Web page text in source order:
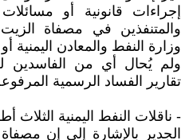
إجراءات قانونية أو
والمتنفذين في مصفاة
وزارة النفط والمعادن اليمنية
ولم يُحال أي من الفاسدين
تقارير الفساد الرسمية
- ناقلات النفط اليمنية الثلاث أطقمها 95%
الجدير بالإشارة إلى إن